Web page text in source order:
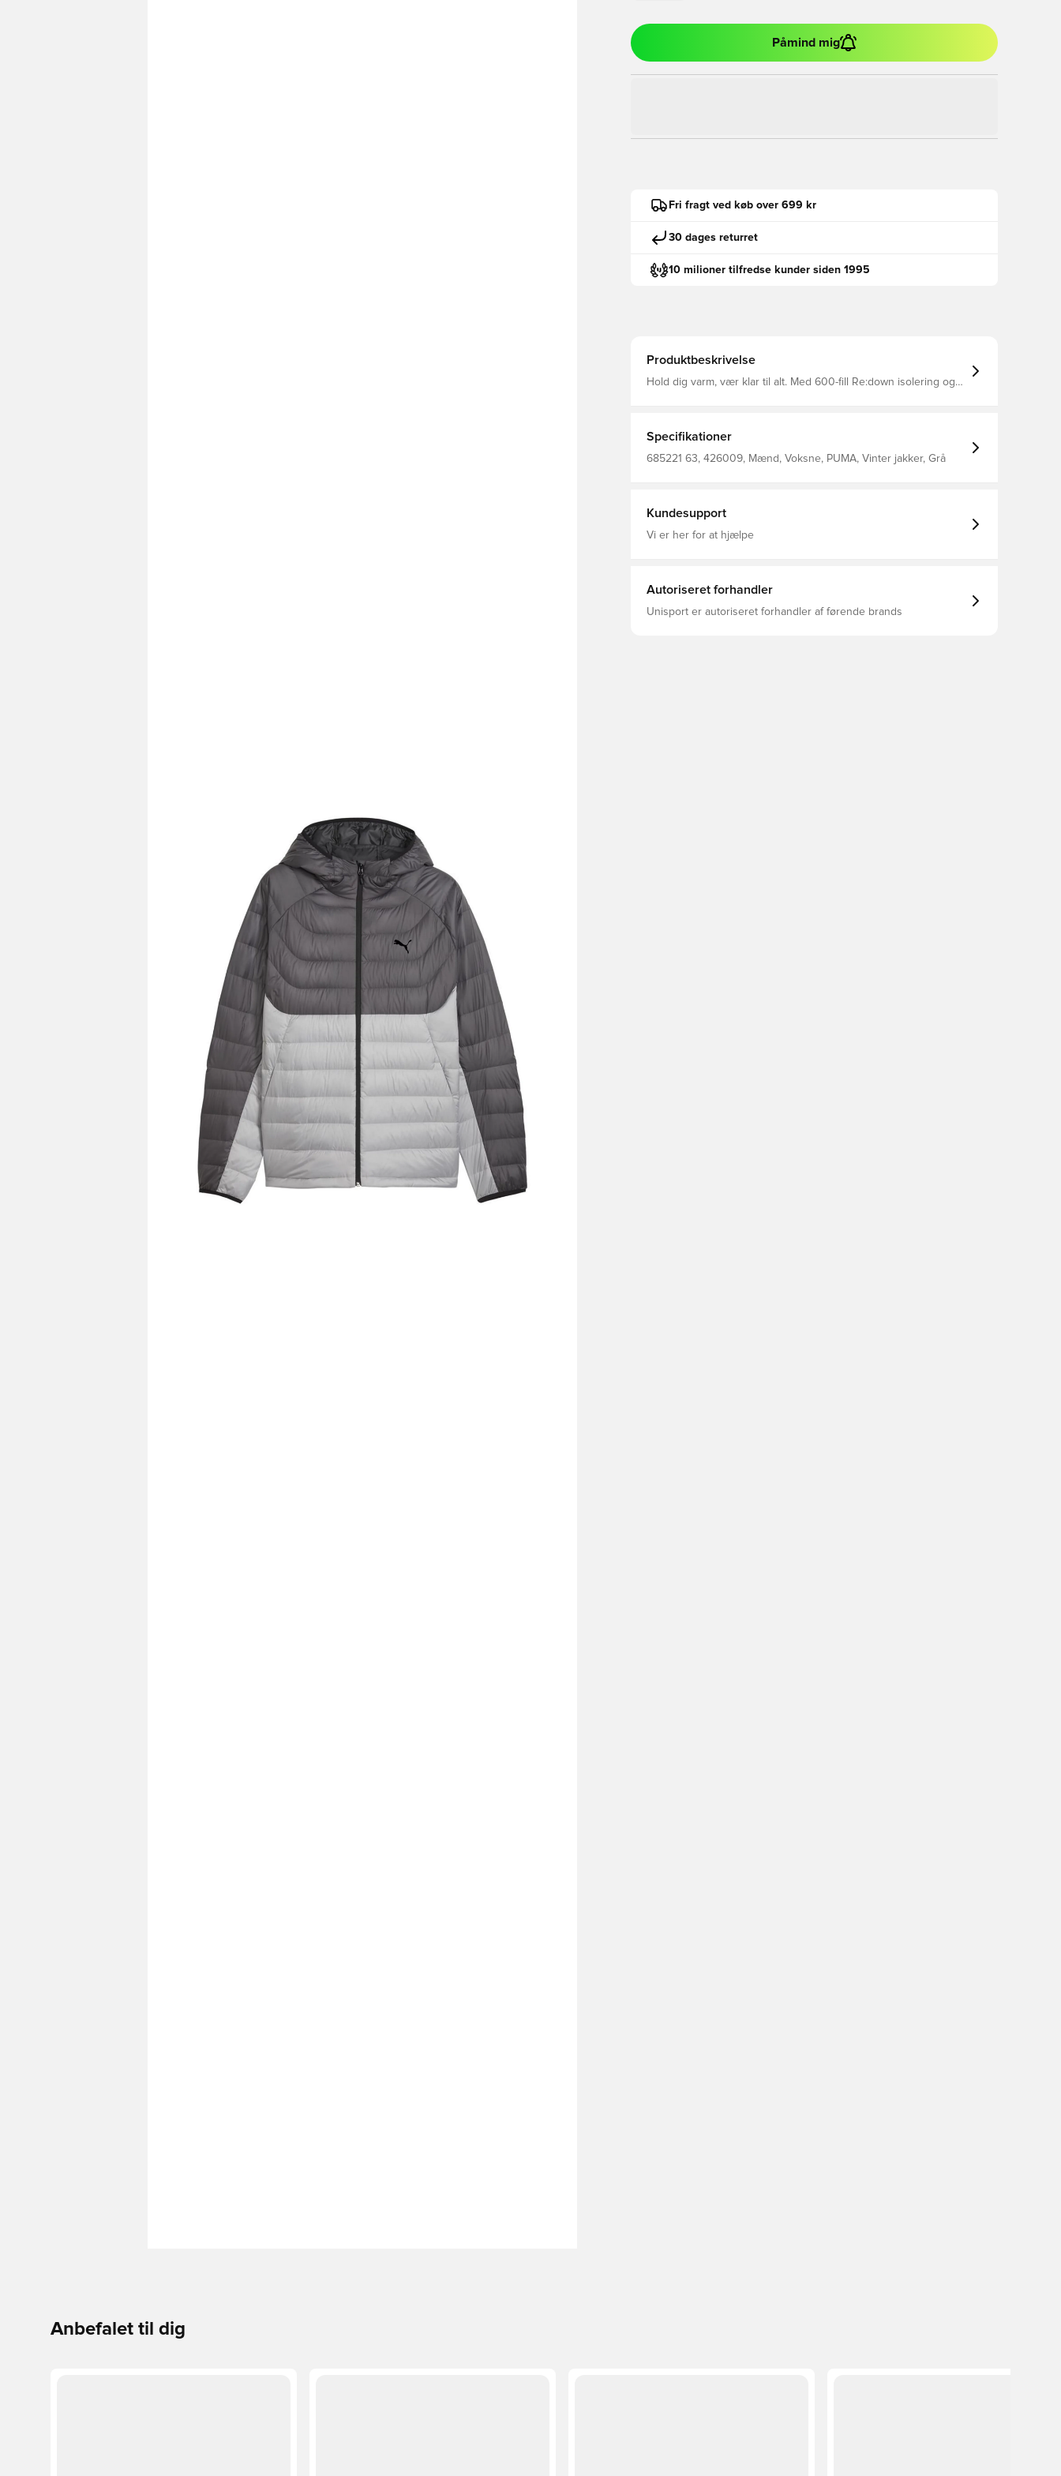
Påmind mig
Fri fragt ved køb over 699 kr
30 dages returret
10 milioner tilfredse kunder siden 1995
Produktbeskrivelse
Hold dig varm, vær klar til alt. Med 600-fill Re:down isolering og
lette lag og blander perfekt funktion og stil. Pasform:
Regelmæssig Hovedmateriale: Ripstop Halsudskæring: Rund hals
Lange ærmer Lukning: Lynlås i fuld længde Længde:
Specifikationer
685221 63, 426009, Mænd, Voksne, PUMA, Vinter jakker, Grå
Kundesupport
Vi er her for at hjælpe
Autoriseret forhandler
Unisport er autoriseret forhandler af førende brands
Anbefalet til dig